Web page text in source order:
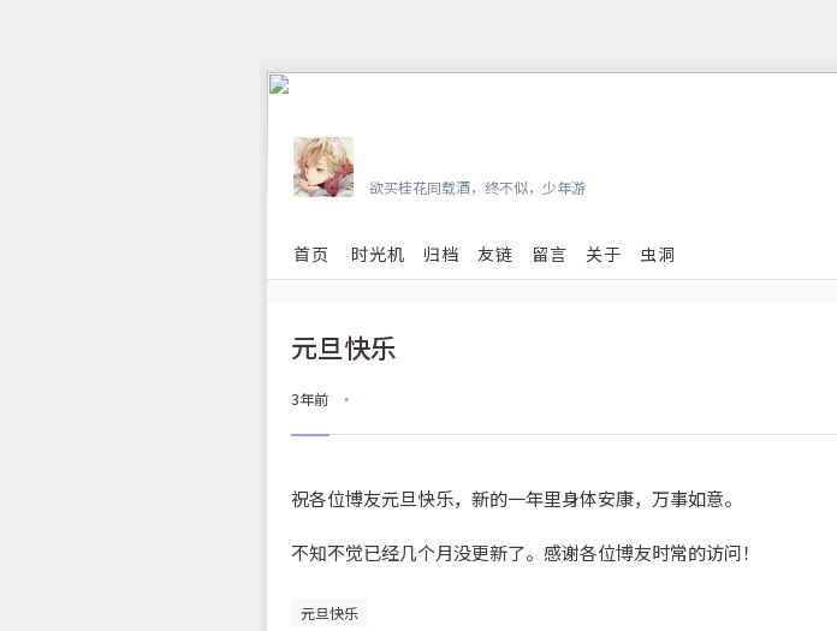
欲买桂花同载酒，终不似，少年游
首页 时光机 归档 友链 留言 关于 虫洞
元旦快乐
3年前 •
祝各位博友元旦快乐，新的一年里身体安康，万事如意。
不知不觉已经几个月没更新了。感谢各位博友时常的访问！
元旦快乐